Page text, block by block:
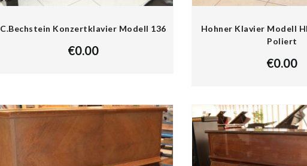
C.Bechstein Konzertklavier Modell 136
€0.00
Hohner Klavier Modell
Poliert
€0.00